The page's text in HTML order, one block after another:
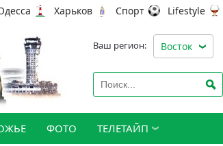
Харьков Спорт Lifestyle
Ваш регион: Восток
ФОТО ТЕЛЕТАЙП